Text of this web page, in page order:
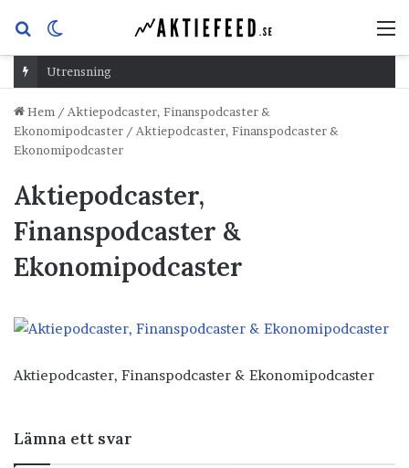
Sök
efterskin
Utrensning
Hem / Aktiepodcaster, Finanspodcaster &
Ekonomipodcaster / Aktiepodcaster, Finanspodcaster &
Ekonomipodcaster
Aktiepodcaster,
Finanspodcaster &
Ekonomipodcaster
Aktiepodcaster, Finanspodcaster & Ekonomipodcaster
Lämna ett svar